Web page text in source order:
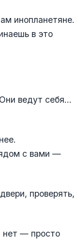
инопланетяне.
в это
ведут себя...
с вами —
проверять,
нет — просто